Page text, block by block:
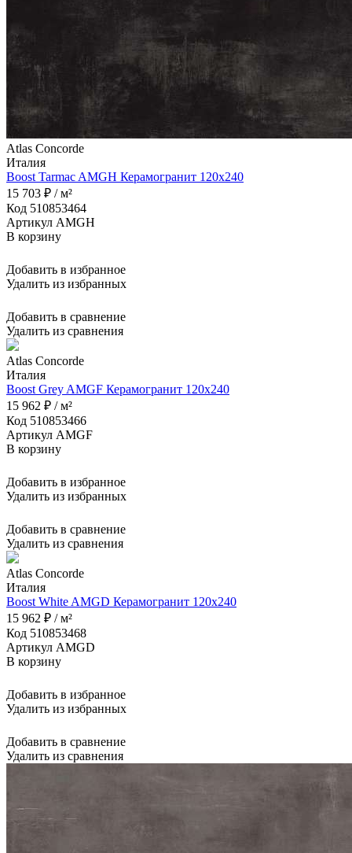
Atlas Concorde
Италия
Boost Tarmac AMGH Керамогранит 120x240
15 703 ₽ / м²
Код 510853464
Артикул AMGH
В корзину
Добавить в избранное
Удалить из избранных
Добавить в сравнение
Удалить из сравнения
Atlas Concorde
Италия
Boost Grey AMGF Керамогранит 120x240
15 962 ₽ / м²
Код 510853466
Артикул AMGF
В корзину
Добавить в избранное
Удалить из избранных
Добавить в сравнение
Удалить из сравнения
Atlas Concorde
Италия
Boost White AMGD Керамогранит 120x240
15 962 ₽ / м²
Код 510853468
Артикул AMGD
В корзину
Добавить в избранное
Удалить из избранных
Добавить в сравнение
Удалить из сравнения